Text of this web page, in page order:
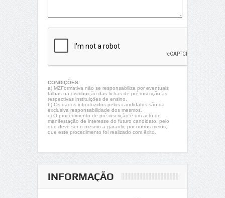
CONDIÇÕES:
a) MZFormativa não se responsabiliza por eventuais
falhas na distribuição das fichas de pré-inscrição às
respectivas instituições de ensino.
b) Os dados introduzidos pelos candidatos são da
exclusiva responsabilidade dos mesmos.
c) O procedimento de pré-inscrição é um acto de
manifestação de interesse do futuro candidato, pelo
que deve ser o mesmo a garantir, por outros meios,
que este procedimento foi realizado com êxito.
INFORMAÇÃO